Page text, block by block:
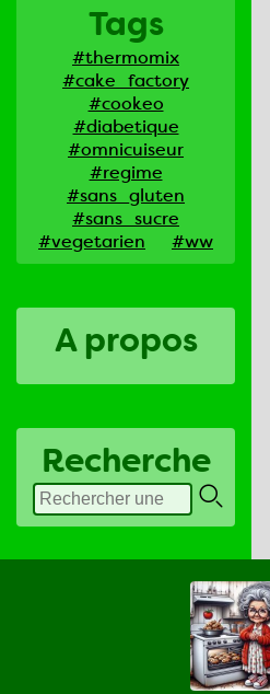
Tags
#thermomix
#cake_factory
#cookeo
#diabetique
#omnicuiseur
#regime
#sans_gluten
#sans_sucre
#vegetarien
#ww
A propos
Recherche